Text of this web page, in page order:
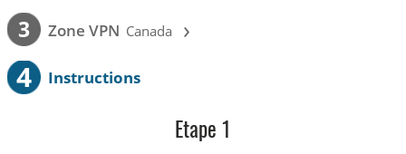
3 Zone VPN Canada ›
4 Instructions
Etape 1